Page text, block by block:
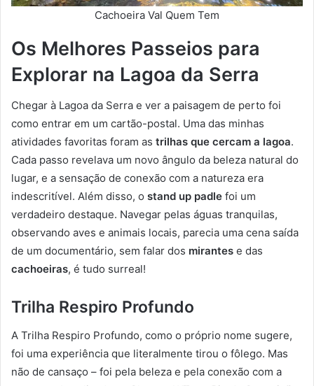
Cachoeira Val Quem Tem
Os Melhores Passeios para
Explorar na Lagoa da Serra
Chegar à Lagoa da Serra e ver a paisagem de perto foi
como entrar em um cartão-postal. Uma das minhas
atividades favoritas foram as trilhas que cercam a lagoa.
Cada passo revelava um novo ângulo da beleza natural do
lugar, e a sensação de conexão com a natureza era
indescritível. Além disso, o stand up padle foi um
verdadeiro destaque. Navegar pelas águas tranquilas,
observando aves e animais locais, parecia uma cena saída
de um documentário, sem falar dos mirantes e das
cachoeiras, é tudo surreal!
Trilha Respiro Profundo
A Trilha Respiro Profundo, como o próprio nome sugere,
foi uma experiência que literalmente tirou o fôlego. Mas
não de cansaço – foi pela beleza e pela conexão com a